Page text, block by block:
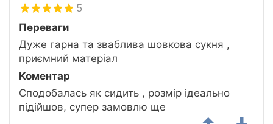
5
Переваги
Дуже гарна та зваблива шовкова сукня ,
приємний матеріал
Коментар
Сподобалась як сидить , розмір ідеально
підійшов, супер замовлю ще